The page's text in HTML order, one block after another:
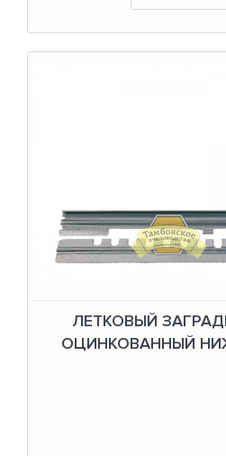
ЛЕТКОВЫЙ
ОЦИНКОВАННЫЙ